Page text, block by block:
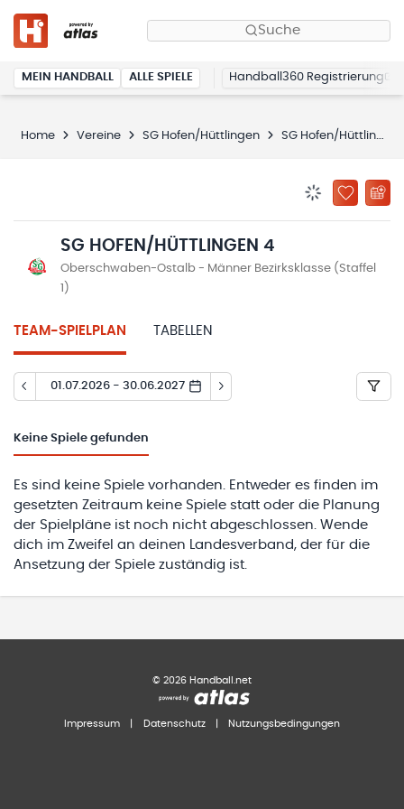
Suche
MEIN HANDBALL ALLE SPIELE Handball360 Registrierung
Home Vereine SG Hofen/Hüttlingen SG Hofen/Hüttlingen 4
ZU
SG HOFEN/HÜTTLINGEN 4
Oberschwaben-Ostalb - Männer Bezirksklasse (Staffel
1)
TEAM-SPIELPLAN TABELLEN
01.07.2026 - 30.06.2027
Keine Spiele gefunden
Es sind keine Spiele vorhanden. Entweder es finden im
gesetzten Zeitraum keine Spiele statt oder die Planung
der Spielpläne ist noch nicht abgeschlossen. Wende
dich im Zweifel an deinen Landesverband, der für die
Ansetzung der Spiele zuständig ist.
© 2026 Handball.net
Impressum Datenschutz Nutzungsbedingungen